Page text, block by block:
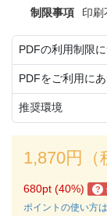
制限事項
印刷
PDFの利用制限
PDFをご利用に
推奨環境
1,870円（
680pt (40%) ?
ポイントの使い方